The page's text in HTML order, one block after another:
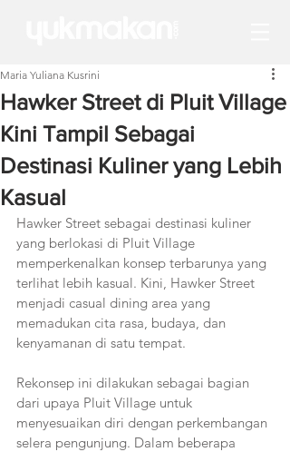
Hawker Street di Pluit Village
Kini Tampil Sebagai
Destinasi Kuliner yang Lebih
Kasual
Maria Yuliana Kusrini
Hawker Street sebagai destinasi kuliner
yang berlokasi di Pluit Village
memperkenalkan konsep terbarunya yang
terlihat lebih kasual. Kini, Hawker Street
menjadi casual dining area yang
memadukan cita rasa, budaya, dan
kenyamanan di satu tempat.
Rekonsep ini dilakukan sebagai bagian
dari upaya Pluit Village untuk
menyesuaikan diri dengan perkembangan
selera pengunjung. Dalam beberapa